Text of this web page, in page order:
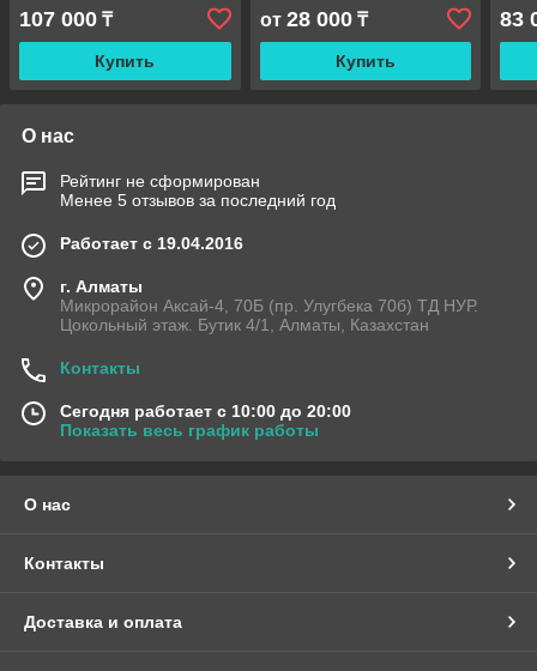
107 000 ₸
Купить
от 28 000₸
Купить
83
О нас
Рейтинг не сформирован
Менее 5 отзывов за последний год
Работает с 19.04.2016
г. Алматы
Микрорайон Аксай-4, 70Б (пр. Улугбека 70б) ТД НУР.
Цокольный этаж. Бутик 4/1, Алматы, Казахстан
Контакты
Сегодня работает с 10:00 до 20:00
Показать весь график работы
О нас
Контакты
Доставка и оплата